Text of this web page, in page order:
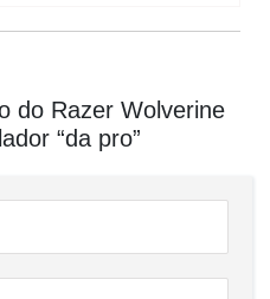
do Razer Wolverine
“da pro”